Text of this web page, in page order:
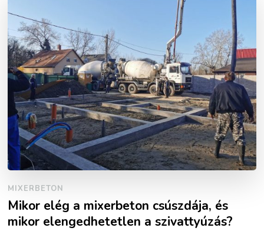
MIXERBETON
Mikor elég a mixerbeton csúszdája, és
mikor elengedhetetlen a szivattyúzás?